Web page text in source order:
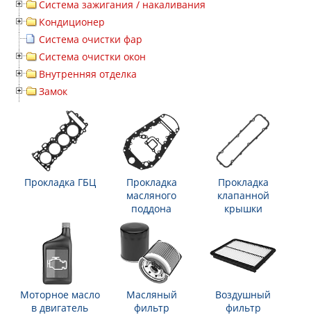
Система зажигания / накаливания
Кондиционер
Система очистки фар
Система очистки окон
Внутренняя отделка
Замок
Прокладка ГБЦ
Прокладка
масляного
поддона
Прокладка
клапанной
крышки
Моторное масло
в двигатель
Масляный
фильтр
Воздушный
фильтр